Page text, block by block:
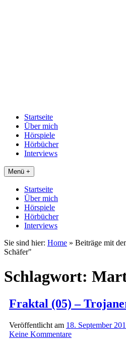
Startseite
Über mich
Hörspiele
Hörbücher
Interviews
Menü +
Startseite
Über mich
Hörspiele
Hörbücher
Interviews
Sie sind hier: Home » Beiträge mit
Schäfer"
Schlagwort:
Fraktal (05) –
Veröffentlicht am 18. September
Keine Kommentare